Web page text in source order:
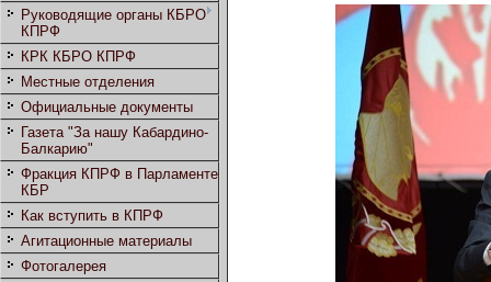
Руководящие органы КБРО
КПРФ
КРК КБРО КПРФ
Местные отделения
Официальные документы
Газета "За нашу Кабардино-
Балкарию"
Фракция КПРФ в Парламенте
КБР
Как вступить в КПРФ
Агитационные материалы
Фотогалерея